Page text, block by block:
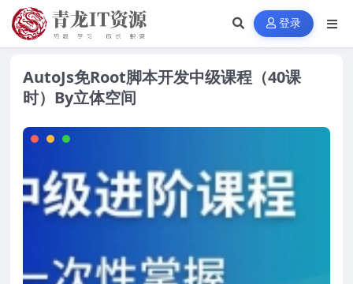
登录
AutoJs免Root脚本开发中级课程（40课
时）By立体空间